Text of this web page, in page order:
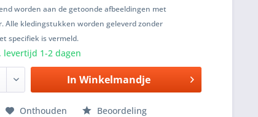
worden aan de getoonde afbeeldingen met
Alle kledingstukken worden geleverd zonder
specifiek is vermeld.
levertijd 1-2 dagen
In Winkelmandje
Onthouden Beoordeling